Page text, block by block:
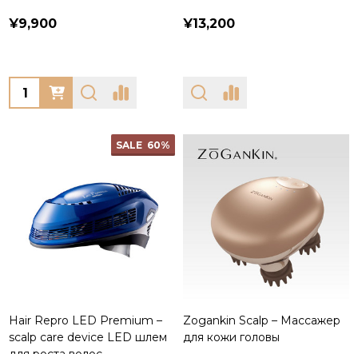
¥9,900
Quantity:
¥13,200
SALE 60%
Hair Repro LED Premium –
scalp care device LED шлем
Zogankin Scalp – Массажер
для кожи головы